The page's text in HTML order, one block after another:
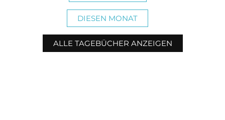
DIESEN MONAT
ALLE TAGEBÜCHER ANZEIGEN